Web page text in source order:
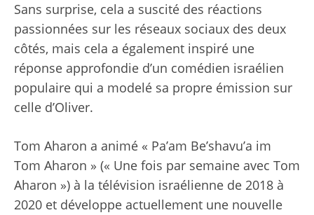
Sans surprise, cela a suscité des réactions
passionnées sur les réseaux sociaux des deux
côtés, mais cela a également inspiré une
réponse approfondie d’un comédien israélien
populaire qui a modelé sa propre émission sur
celle d’Oliver.
Tom Aharon a animé « Pa’am Be’shavu’a im
Tom Aharon » (« Une fois par semaine avec Tom
Aharon ») à la télévision israélienne de 2018 à
2020 et développe actuellement une nouvelle